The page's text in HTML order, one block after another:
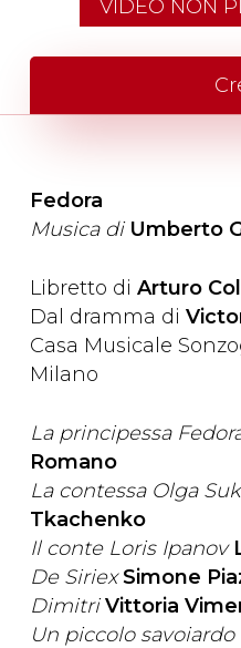
VIDEO NON
Fedora
Musica di Umberto
Libretto di Arturo
Dal dramma di
Casa Musicale
Milano
La principessa
Romano
La contessa Olga
Tkachenko
Il conte Loris Ipanov
De Siriex Simone
Dimitri Vittoria
Un piccolo savoiardo